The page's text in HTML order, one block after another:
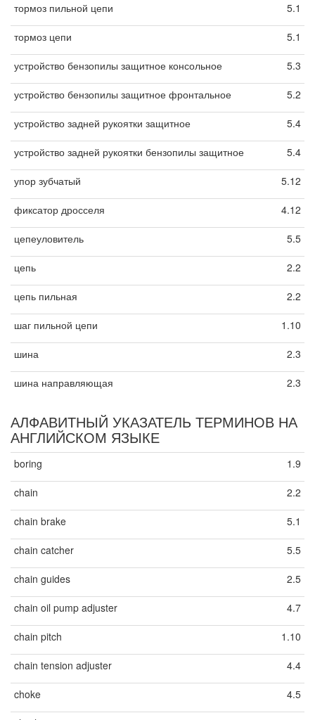
тормоз пильной цепи 5.1
тормоз цепи 5.1
устройство бензопилы защитное консольное 5.3
устройство бензопилы защитное фронтальное 5.2
устройство задней рукоятки защитное 5.4
устройство задней рукоятки бензопилы защитное 5.4
упор зубчатый 5.12
фиксатор дросселя 4.12
цепеуловитель 5.5
цепь 2.2
цепь пильная 2.2
шаг пильной цепи 1.10
шина 2.3
шина направляющая 2.3
АЛФАВИТНЫЙ УКАЗАТЕЛЬ ТЕРМИНОВ НА
АНГЛИЙСКОМ ЯЗЫКЕ
boring 1.9
chain 2.2
chain brake 5.1
chain catcher 5.5
chain guides 2.5
chain oil pump adjuster 4.7
chain pitch 1.10
chain tension adjuster 4.4
choke 4.5